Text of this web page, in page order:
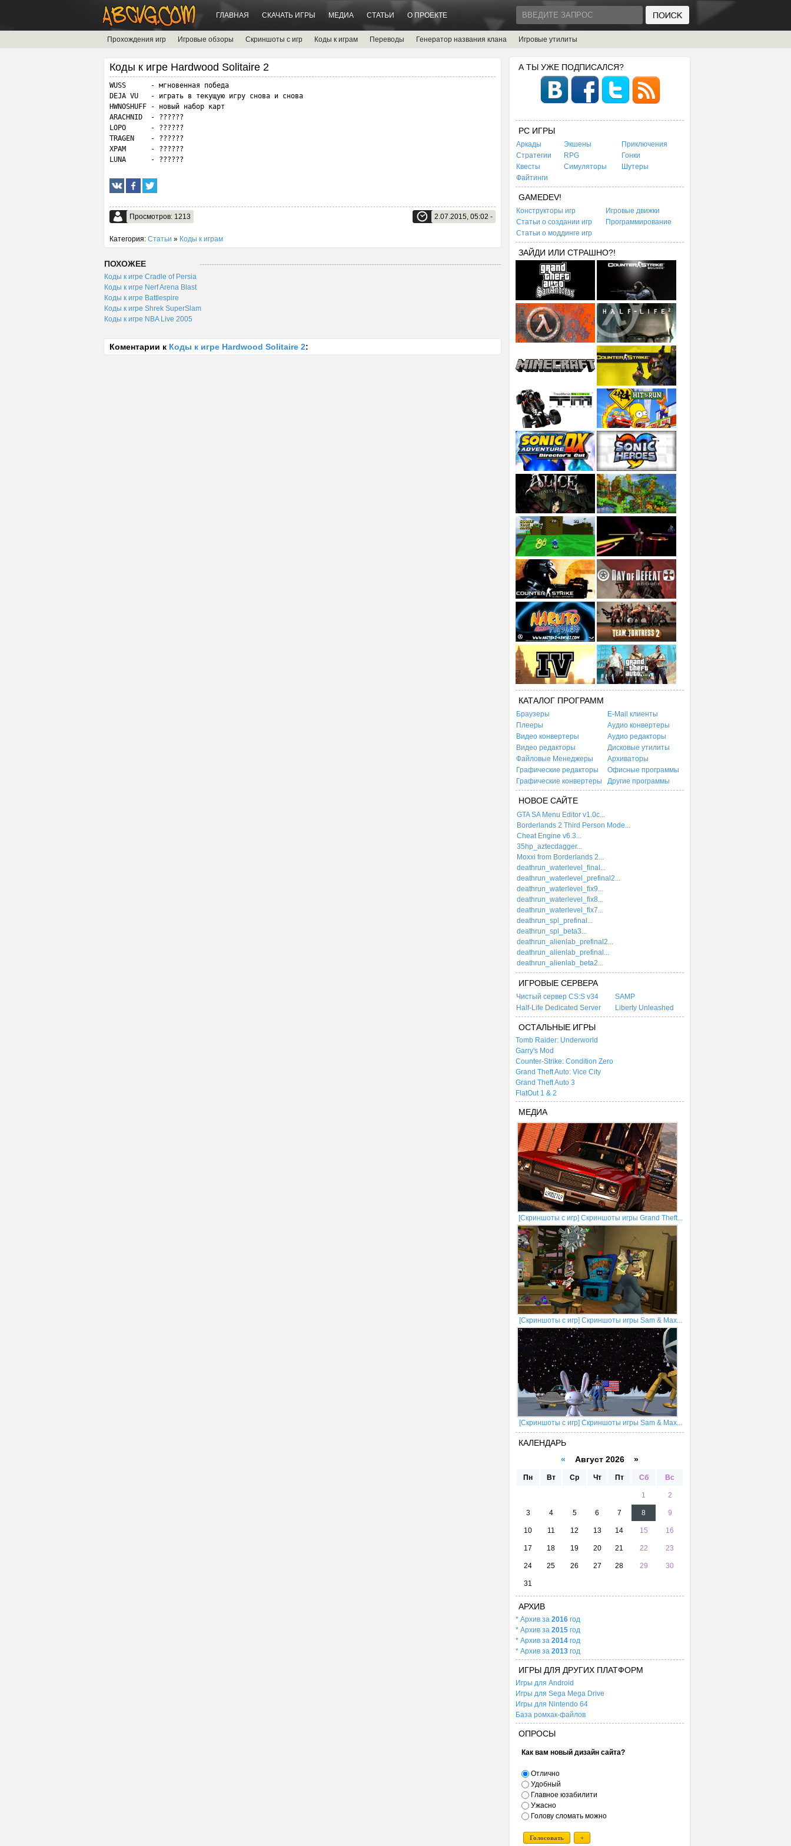
ГЛАВНАЯ СКАЧАТЬ ИГРЫ МЕДИА СТАТЬИ О ПРОЕКТЕ
Прохождения игр Игровые обзоры Скриншоты с игр Коды к играм Переводы Генератор названия клана Игровые утилиты
Коды к игре Hardwood Solitaire 2
WUSS      - мгновенная победа
DEJA VU   - играть в текущую игру снова и снова
HWNOSHUFF - новый набор карт
ARACHNID  - ??????
LOPO      - ??????
TRAGEN    - ??????
ХРАМ      - ??????
LUNA      - ??????
Просмотров: 1213 2.07.2015, 05:02 -
Категория: Статьи » Коды к играм
ПОХОЖЕЕ
Коды к игре Cradle of Persia
Коды к игре Nerf Arena Blast
Коды к игре Battlespire
Коды к игре Shrek SuperSlam
Коды к игре NBA Live 2005
Коментарии к Коды к игре Hardwood Solitaire 2:
А ТЫ УЖЕ ПОДПИСАЛСЯ?
PC ИГРЫ
Аркады Экшены
Приключения
Стратегии
RPG
Гонки
Квесты
Симуляторы
Шутеры
Файтинги
GAMEDEV!
Конструкторы игр
Игровые движки
Статьи о создании игр
Программирование
Статьи о моддинге игр
ЗАЙДИ ИЛИ СТРАШНО?!
КАТАЛОГ ПРОГРАММ
Браузеры
E-Mail клиенты
Плееры
Аудио конвертеры
Видео конвертеры
Аудио редакторы
Видео редакторы
Дисковые утилиты
Файловые Менеджеры
Архиваторы
Графические редакторы
Офисные программы
Графические конвертеры
Другие программы
НОВОЕ САЙТЕ
GTA SA Menu Editor v1.0c...
Borderlands 2 Third Person Mode...
Cheat Engine v6.3...
35hp_aztecdagger...
Moxxi from Borderlands 2...
deathrun_waterlevel_final...
deathrun_waterlevel_prefinal2...
deathrun_waterlevel_fix9...
deathrun_waterlevel_fix8...
deathrun_waterlevel_fix7...
deathrun_spl_prefinal...
deathrun_spl_beta3...
deathrun_alienlab_prefinal2...
deathrun_alienlab_prefinal...
deathrun_alienlab_beta2...
ИГРОВЫЕ СЕРВЕРА
Чистый сервер CS:S v34
SAMP
Half-Life Dedicated Server
Liberty Unleashed
ОСТАЛЬНЫЕ ИГРЫ
Tomb Raider: Underworld
Garry's Mod
Counter-Strike: Condition Zero
Grand Theft Auto: Vice City
Grand Theft Auto 3
FlatOut 1 & 2
МЕДИА
[Скриншоты с игр] Скриншоты игры Grand Theft...
[Скриншоты с игр] Скриншоты игры Sam & Max...
[Скриншоты с игр] Скриншоты игры Sam & Max...
КАЛЕНДАРЬ
« Август 2026 »
Пн Вт Ср Чт Пт Сб Вс
1 2
3 4 5 6 7 8 9
10 11 12 13 14 15 16
17 18 19 20 21 22 23
24 25 26 27 28 29 30
31
АРХИВ
* Архив за 2016 год
* Архив за 2015 год
* Архив за 2014 год
* Архив за 2013 год
ИГРЫ ДЛЯ ДРУГИХ ПЛАТФОРМ
Игры для Android
Игры для Sega Mega Drive
Игры для Nintendo 64
База ромхак-файлов
ОПРОСЫ
Как вам новый дизайн сайта?
Отлично
Удобный
Главное юзабилити
Ужасно
Голову сломать можно
Голосовать +